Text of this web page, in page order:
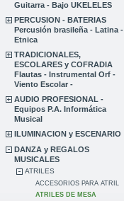
Guitarra - Bajo UKELELES
PERCUSION - BATERIAS
Percusión brasileña - Latina -
Etnica
TRADICIONALES,
ESCOLARES y COFRADIA
Flautas - Instrumental Orf -
Viento Escolar -
AUDIO PROFESIONAL -
Equipos P.A. Informática
Musical
ILUMINACION y ESCENARIO
DANZA y REGALOS
MUSICALES
ATRILES
ACCESORIOS PARA ATRIL
ATRILES DE MESA